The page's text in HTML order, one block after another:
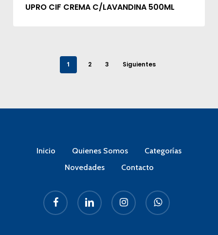
UPRO CIF CREMA C/LAVANDINA 500ML
1 2 3 Siguientes
Inicio Quienes Somos
Categorías
Novedades
Contacto
facebook linkedin instagram whatsapp